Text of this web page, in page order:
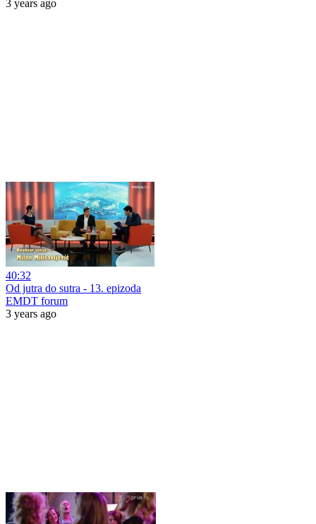
3 years ago
40:32
Od jutra do sutra - 13. epizoda
EMDT forum
3 years ago